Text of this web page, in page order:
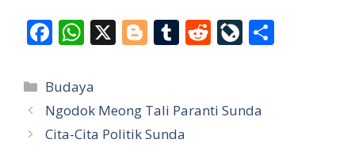
F
e
b
o
W
at
s
A
X Bl
g
er
T
bl
r
R
di
Li
o
Categories
Budaya
Ngodok Meong Tali Paranti Sunda
Cita-Cita Politik Sunda